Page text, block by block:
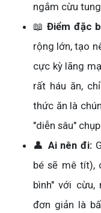
ngắm cừu
📖Điểm đặc
rộng lớn, tạo
cực kỳ lãng
rất háu ăn,
thức ăn là
"diễn sâu"
👤 Ai nên đi:
bé sẽ mê tít),
bình" với cừu,
đơn giản là